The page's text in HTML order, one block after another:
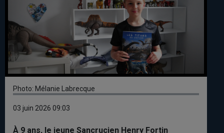
Photo: Mélanie Labrecque
03 juin 2026 09:03
À 9 ans, le jeune Sancrucien Henry Fortin